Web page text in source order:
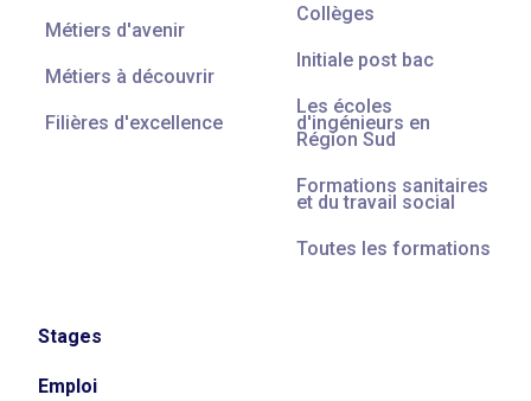
Métiers d'avenir
Métiers à découvrir
Filières d'excellence
Collèges
Initiale post bac
Les écoles
d'ingénieurs en
Région Sud
Formations sanitaires
et du travail social
Toutes les formations
Stages
Emploi